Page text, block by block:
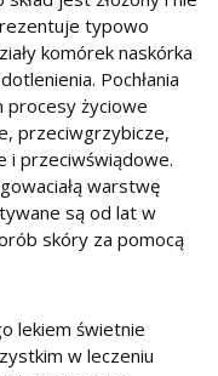
typowo
komórek naskórka
Pochłania
procesy życiowe
przeciwgrzybicze,
i przeciwświądowe.
warstwę
są od lat w
skóry za pomocą
lekiem świetnie
w leczeniu